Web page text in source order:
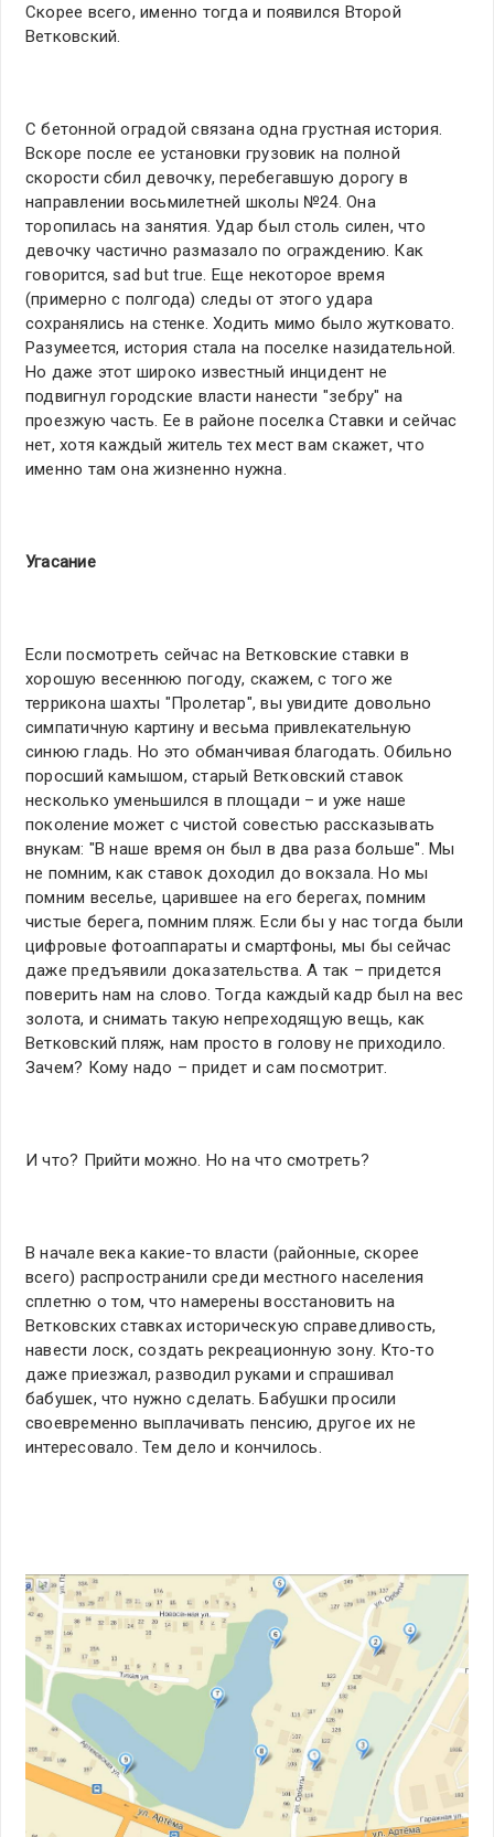
Скорее всего, именно тогда и появился Второй
Ветковский.
С бетонной оградой связана одна грустная история.
Вскоре после ее установки грузовик на полной
скорости сбил девочку, перебегавшую дорогу в
направлении восьмилетней школы №24. Она
торопилась на занятия. Удар был столь силен, что
девочку частично размазало по ограждению. Как
говорится, sad but true. Еще некоторое время
(примерно с полгода) следы от этого удара
сохранялись на стенке. Ходить мимо было жутковато.
Разумеется, история стала на поселке назидательной.
Но даже этот широко известный инцидент не
подвигнул городские власти нанести "зебру" на
проезжую часть. Ее в районе поселка Ставки и сейчас
нет, хотя каждый житель тех мест вам скажет, что
именно там она жизненно нужна.
Угасание
Если посмотреть сейчас на Ветковские ставки в
хорошую весеннюю погоду, скажем, с того же
террикона шахты "Пролетар", вы увидите довольно
симпатичную картину и весьма привлекательную
синюю гладь. Но это обманчивая благодать. Обильно
поросший камышом, старый Ветковский ставок
несколько уменьшился в площади – и уже наше
поколение может с чистой совестью рассказывать
внукам: "В наше время он был в два раза больше". Мы
не помним, как ставок доходил до вокзала. Но мы
помним веселье, царившее на его берегах, помним
чистые берега, помним пляж. Если бы у нас тогда были
цифровые фотоаппараты и смартфоны, мы бы сейчас
даже предъявили доказательства. А так – придется
поверить нам на слово. Тогда каждый кадр был на вес
золота, и снимать такую непреходящую вещь, как
Ветковский пляж, нам просто в голову не приходило.
Зачем? Кому надо – придет и сам посмотрит.
И что? Прийти можно. Но на что смотреть?
В начале века какие-то власти (районные, скорее
всего) распространили среди местного населения
сплетню о том, что намерены восстановить на
Ветковских ставках историческую справедливость,
навести лоск, создать рекреационную зону. Кто-то
даже приезжал, разводил руками и спрашивал
бабушек, что нужно сделать. Бабушки просили
своевременно выплачивать пенсию, другое их не
интересовало. Тем дело и кончилось.